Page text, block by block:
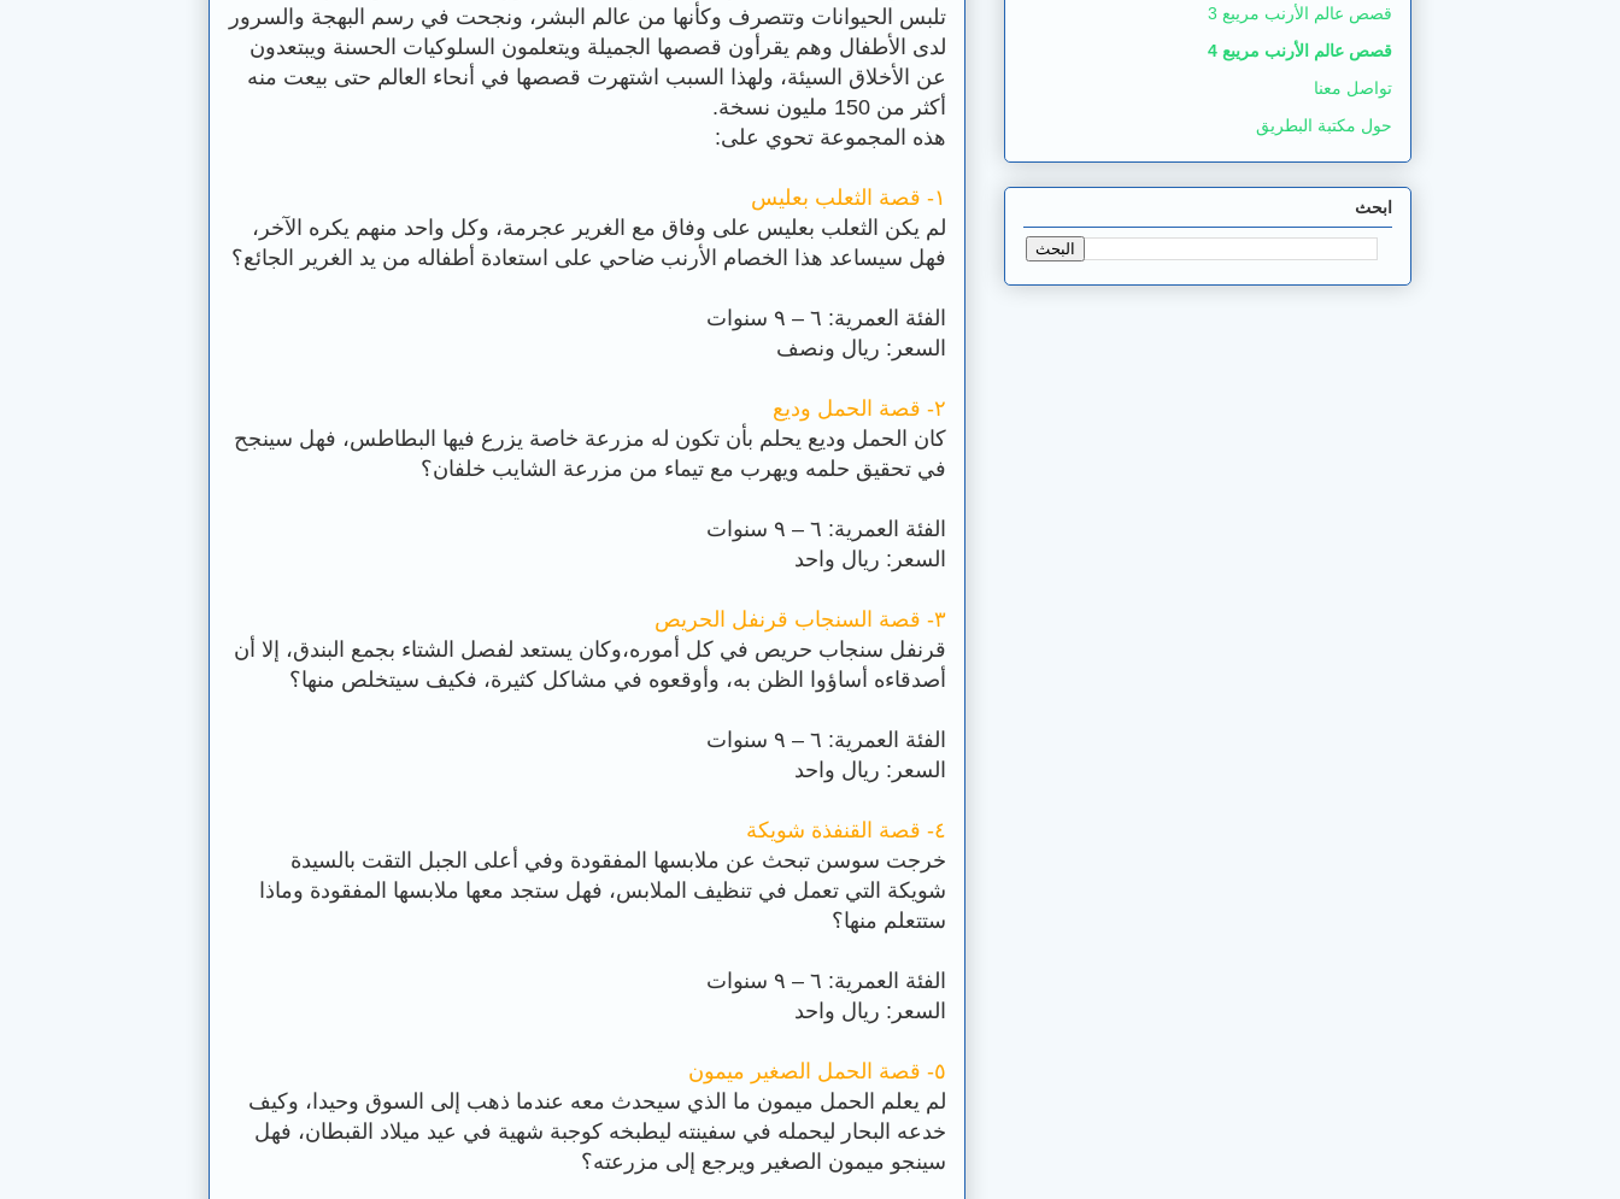
تلبس الحيوانات وتتصرف وكأنها من عالم البشر، ونجحت في رسم البهجة والسرور
لدى الأطفال وهم يقرأون قصصها الجميلة ويتعلمون السلوكيات الحسنة ويبتعدون
عن الأخلاق السيئة، ولهذا السبب اشتهرت قصصها في أنحاء العالم حتى بيعت منه
أكثر من 150 مليون نسخة.
هذه المجموعة تحوي على:
١- قصة الثعلب بعليس
لم يكن الثعلب بعليس على وفاق مع الغرير عجرمة، وكل واحد منهم يكره الآخر،
فهل سيساعد هذا الخصام الأرنب ضاحي على استعادة أطفاله من يد الغرير الجائع؟
الفئة العمرية: ٦ – ٩ سنوات
السعر: ريال ونصف
٢- قصة الحمل وديع
كان الحمل وديع يحلم بأن تكون له مزرعة خاصة يزرع فيها البطاطس، فهل سينجح
في تحقيق حلمه ويهرب مع تيماء من مزرعة الشايب خلفان؟
الفئة العمرية: ٦ – ٩ سنوات
السعر: ريال واحد
٣- قصة السنجاب قرنفل الحريص
قرنفل سنجاب حريص في كل أموره،وكان يستعد لفصل الشتاء بجمع البندق، إلا أن
أصدقاءه أساؤوا الظن به، وأوقعوه في مشاكل كثيرة، فكيف سيتخلص منها؟
الفئة العمرية: ٦ – ٩ سنوات
السعر: ريال واحد
٤- قصة القنفذة شويكة
خرجت سوسن تبحث عن ملابسها المفقودة وفي أعلى الجبل التقت بالسيدة
شويكة التي تعمل في تنظيف الملابس، فهل ستجد معها ملابسها المفقودة وماذا
ستتعلم منها؟
الفئة العمرية: ٦ – ٩ سنوات
السعر: ريال واحد
٥- قصة الحمل الصغير ميمون
لم يعلم الحمل ميمون ما الذي سيحدث معه عندما ذهب إلى السوق وحيدا، وكيف
خدعه البحار ليحمله في سفينته ليطبخه كوجبة شهية في عيد ميلاد القبطان، فهل
سينجو ميمون الصغير ويرجع إلى مزرعته؟
قصص عالم الأرنب مريبع 3
قصص عالم الأرنب مريبع 4
تواصل معنا
حول مكتبة البطريق
ابحث